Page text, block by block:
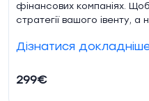
фінансових компаніях.
стратегії вашого івенту,
Дізнатися
299€